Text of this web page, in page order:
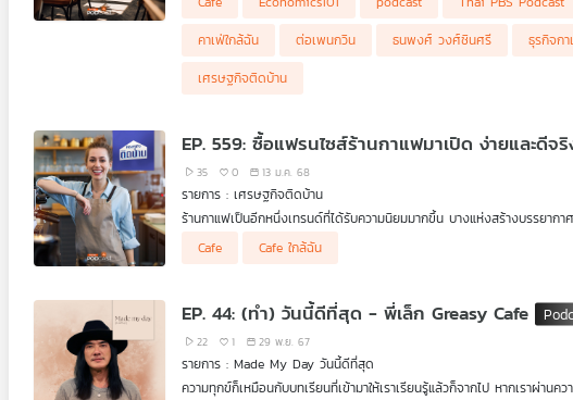
ว่า คาเฟ่ (Cafe) ธุรกิจนี้ถูกมองว่าเป็นธุรกิจที่ทำกำไรได้สูงจึงทำให้หลายคน
การแข่งขันนี้ได้ ดร.วิทย์ สิทธิเวคิน และ คุณธนพงศ์ วงศ์ชินศรี เจ้าของเพ
คาเฟ่ใกล้ฉัน
ต่อเพนกวิน ธนพงศ์ วงศ์ชินศรี ธุรกิจก
เศรษฐกิจติดบ้าน
EP. 559: ซื้อแฟรนไซส์ร้านกาแฟมาเปิด ง่ายและดีจ
35 0 13 ม.ค. 68
รายการ : เศรษฐกิจติดบ้าน
ร้านกาแฟเป็นอีกหนึ่งเทรนด์ที่ได้รับความนิยมมากขึ้น บางแห่งสร้างบรรยาก
ไม่รู้ว่าสิ่งที่ตัดสินใจทำดูหรือเปล่า ไม่รู้อีกนานไหมลูกค้าจึงจะรู้จัก หรือลง
แฟรนไซส์ง่ายและดีจริงหรือ ดร.วิทย์ สิทธิเวคิน และ คุณณัฏฐ์รดา คุณะวิวั
Cafe Cafe ใกล้ฉัน
EP. 44: (ทำ) วันนี้ดีที่สุด - พี่เล็ก Greasy Cafe
22 1 29 พ.ย. 67
รายการ : Made My Day วันนี้ดีที่สุด
ความทุกข์ก็เหมือนกับบทเรียนที่เข้ามาให้เราเรียนรู้แล้วก็จากไป หากเราผ่าน